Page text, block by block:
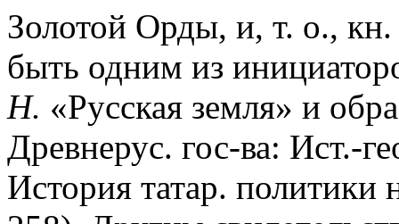
Золотой Орды, и, т. о.,
быть одним из
Н. «Русская земля» и
Древнерус. гос-ва: Ист.-
История татар.